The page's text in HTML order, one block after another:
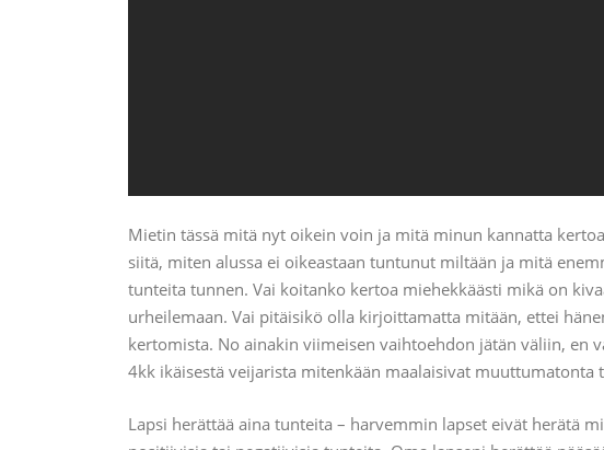
Mietin tässä mitä nyt oikein voin ja mitä minun kannatta
siitä, miten alussa ei oikeastaan tuntunut miltään ja mitä
tunteita tunnen. Vai koitanko kertoa miehekkäästi mikä on
urheilemaan. Vai pitäisikö olla kirjoittamatta mitään, ettei
kertomista. No ainakin viimeisen vaihtoehdon jätän väliin, en
4kk ikäisestä veijarista mitenkään maalaisivat muuttumatonta
Lapsi herättää aina tunteita – harvemmin lapset eivät herätä